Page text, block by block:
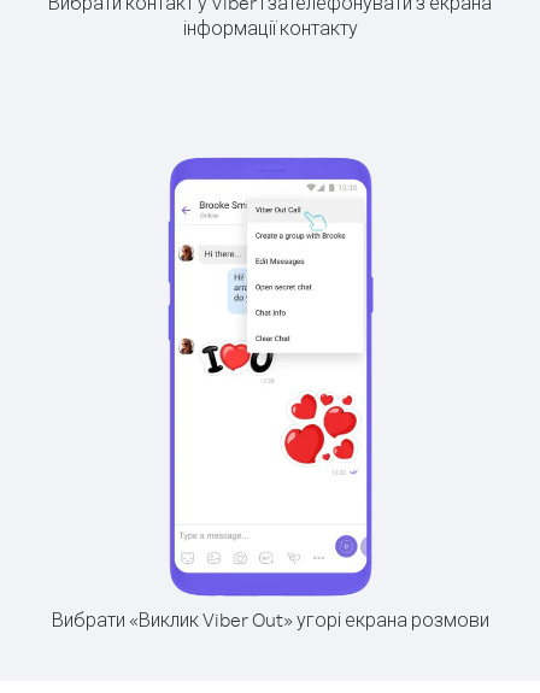
інформації контакту
Вибрати «Виклик Viber Out» угорі екрана розмови